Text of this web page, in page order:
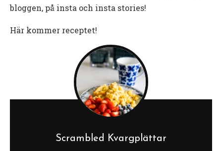
bloggen, på insta och insta stories!
Här kommer receptet!
Scrambled Kvargplättar